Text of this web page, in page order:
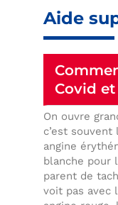
Aide
Covid
On ouvre
c’est
angine
blanche pour
parent de
voit pas avec